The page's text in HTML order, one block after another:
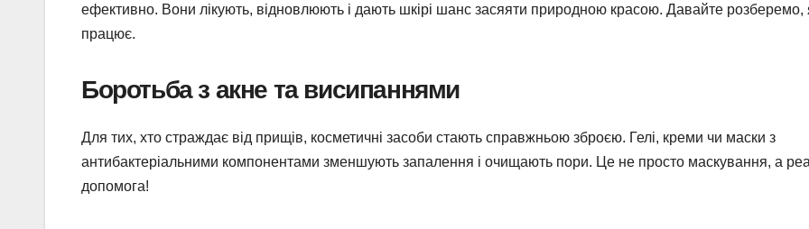
ефективно. Вони лікують, відновлюють і дають шкірі шанс засяяти природною красою. Давайте розберемо,
працює.
Боротьба з акне та висипаннями
Для тих, хто страждає від прищів, косметичні засоби стають справжньою зброєю. Гелі, креми чи маски з
антибактеріальними компонентами зменшують запалення і очищають пори. Це не просто маскування, а
допомога!